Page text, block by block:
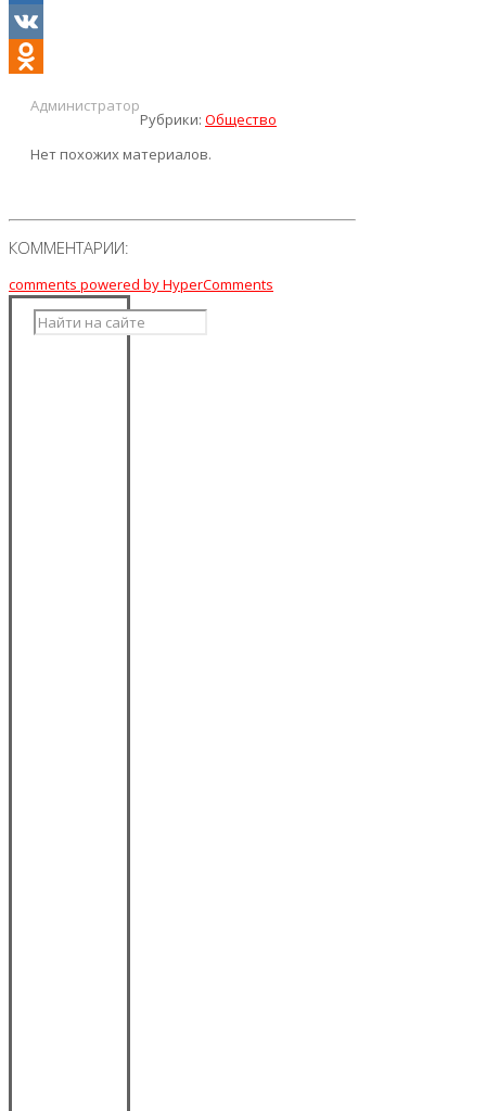
Mail.Ru
VK
Администратор
Рубрики: Общество
Нет похожих материалов.
КОММЕНТАРИИ:
comments powered by HyperComments